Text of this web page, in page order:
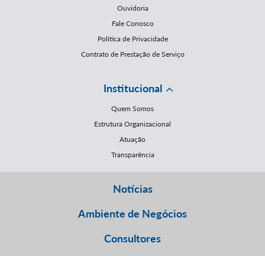
Ouvidoria
Fale Conosco
Política de Privacidade
Contrato de Prestação de Serviço
Institucional
Quem Somos
Estrutura Organizacional
Atuação
Transparência
Notícias
Ambiente de Negócios
Consultores